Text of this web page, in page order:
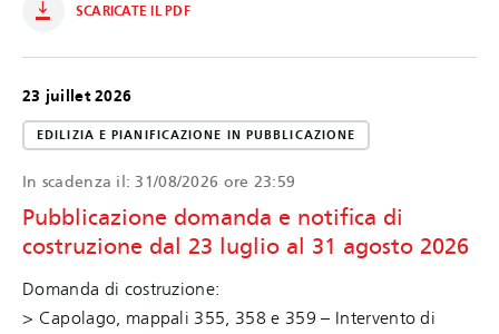
SCARICATE IL PDF
23 juillet 2026
EDILIZIA E PIANIFICAZIONE IN PUBBLICAZIONE
In scadenza il:31/08/2026 ore 23:59
Pubblicazione domanda e notifica di
costruzione dal 23 luglio al 31 agosto 2026
Domanda di costruzione:
> Capolago, mappali 355, 358 e 359 – Intervento di